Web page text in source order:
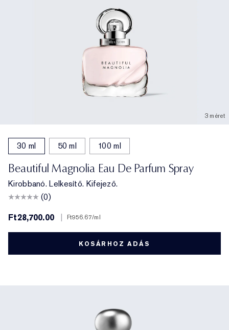
3 méret
30 ml 50 ml 100 ml
Beautiful Magnolia Eau De Parfum Spray
Kirobbanó. Lelkesítő. Kifejező.
(0)
Ft28,700.00
Ft956.67/ml
KOSÁRHOZ ADÁS